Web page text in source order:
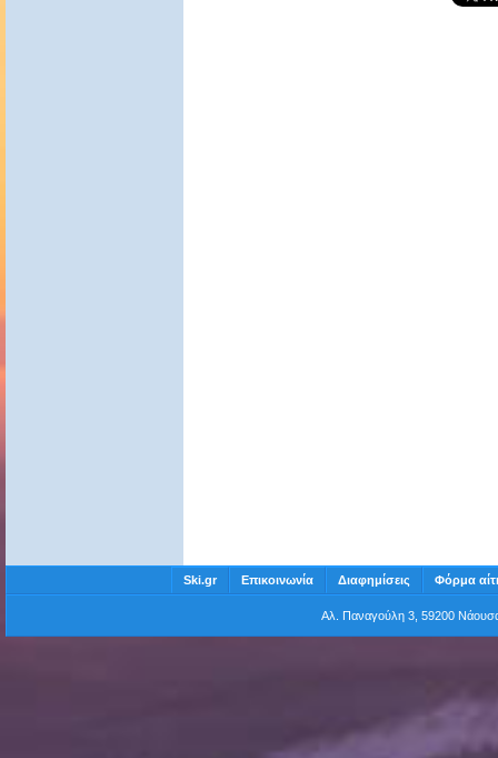
Ski.gr Επικοινωνία Διαφημίσεις Φόρμα
Αλ. Παναγούλη 3, 59200